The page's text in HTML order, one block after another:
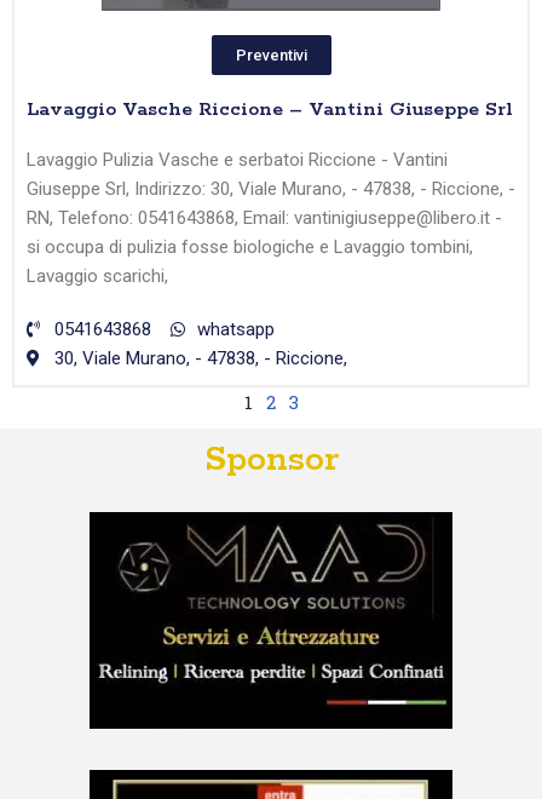
Preventivi
Lavaggio Vasche Riccione – Vantini Giuseppe Srl
Lavaggio Pulizia Vasche e serbatoi Riccione - Vantini
Giuseppe Srl, Indirizzo: 30, Viale Murano, - 47838, - Riccione, -
RN, Telefono: 0541643868, Email: vantinigiuseppe@libero.it -
si occupa di pulizia fosse biologiche e Lavaggio tombini,
Lavaggio scarichi,
0541643868
whatsapp
30, Viale Murano, - 47838, - Riccione,
1 2 3
Sponsor